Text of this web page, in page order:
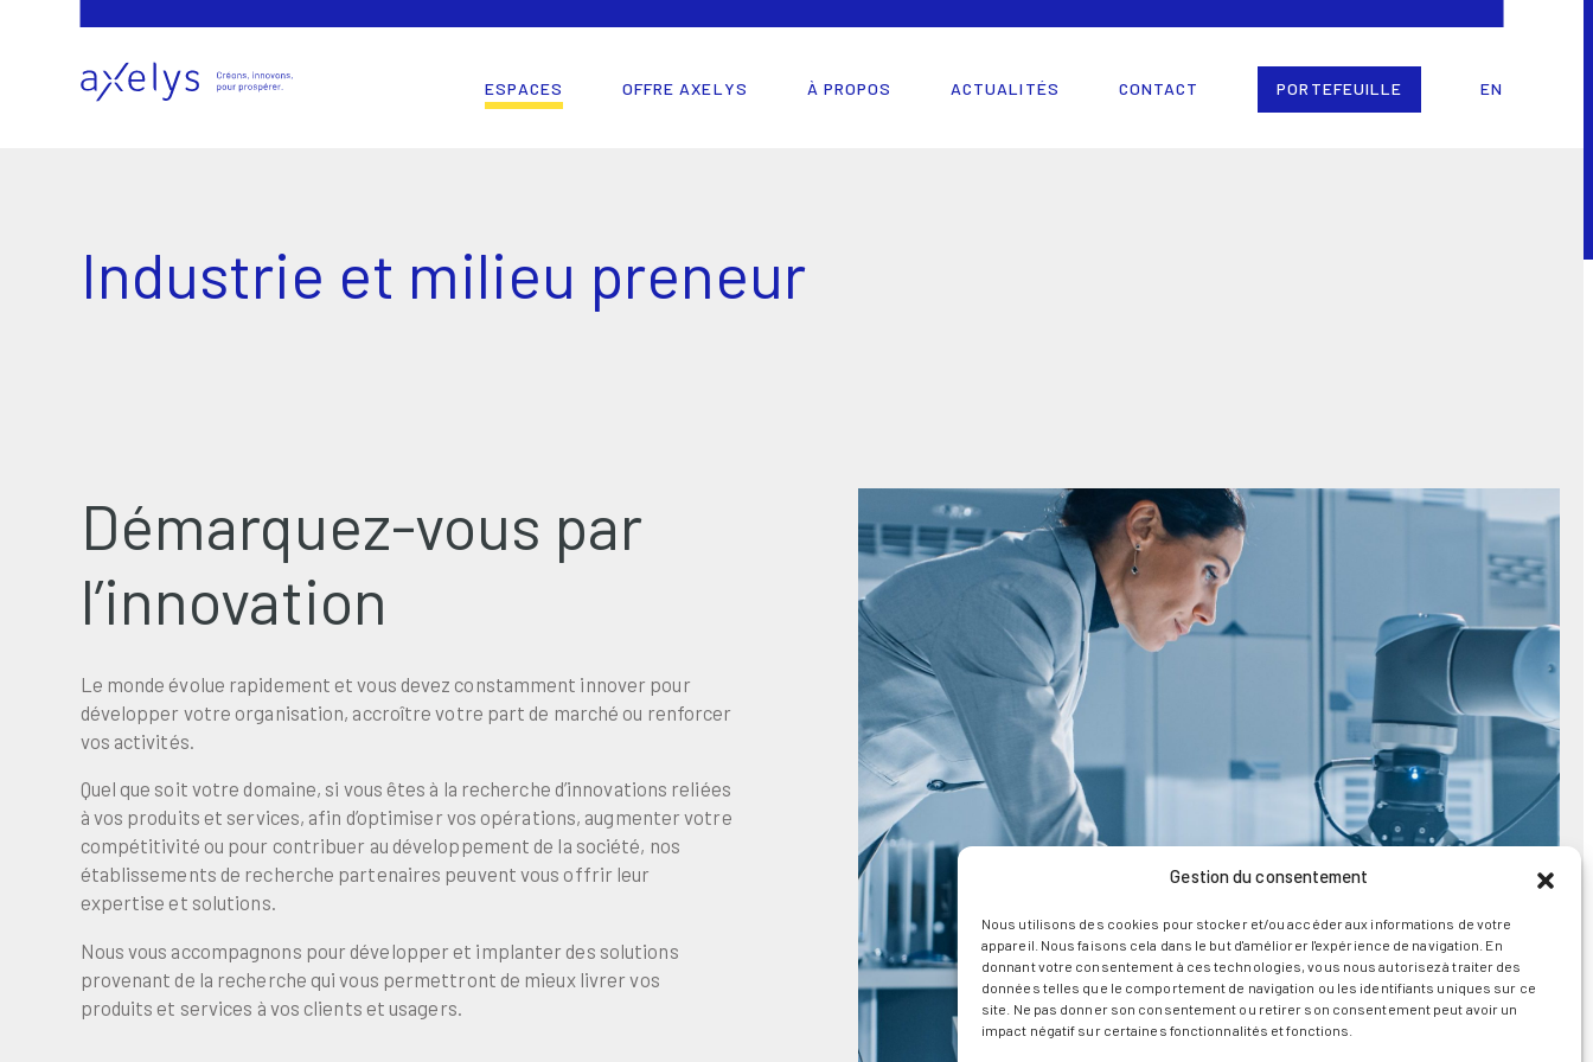
Gestion du consentement
Nous utilisons des cookies pour stocker et/ou accéder aux informations de votre
appareil. Nous faisons cela dans le but d'améliorer l'expérience de navigation. En
donnant votre consentement à ces technologies, vous nous autorisez à traiter des
données telles que le comportement de navigation ou les identifiants uniques sur ce
site. Ne pas donner son consentement ou retirer son consentement peut avoir un
impact négatif sur certaines fonctionnalités et fonctions.
ESPACES OFFRE AXELYS À PROPOS ACTUALITÉS CONTACT PORTEFEUILLE EN
Industrie et milieu preneur
Démarquez-vous par
l’innovation
Le monde évolue rapidement et vous devez constamment innover pour
développer votre organisation, accroître votre part de marché ou renforcer
vos activités.
Quel que soit votre domaine, si vous êtes à la recherche d’innovations reliées
à vos produits et services, afin d’optimiser vos opérations, augmenter votre
compétitivité ou pour contribuer au développement de la société, nos
établissements de recherche partenaires peuvent vous offrir leur
expertise et solutions.
Nous vous accompagnons pour développer et implanter des solutions
provenant de la recherche qui vous permettront de mieux livrer vos
produits et services à vos clients et usagers.